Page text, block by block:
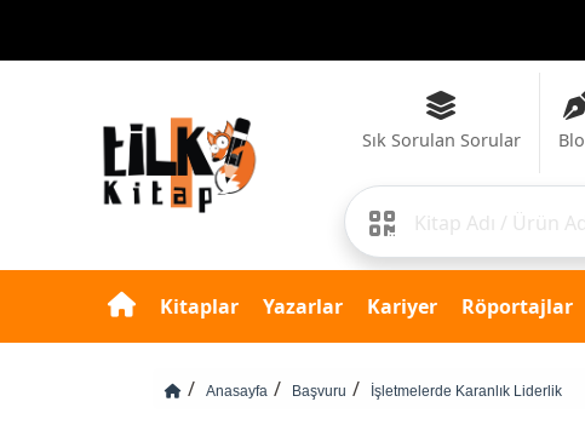
Sık Sorulan Sorular
Kitaplar Yazarlar Kariyer Röportajlar
Anasayfa Başvuru İşletmelerde Karanlık Liderlik